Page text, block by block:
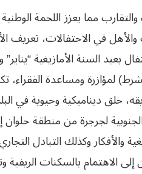
مما يعزز اللحمة الوطنية
في الاحتفالات، تعريف
بعيد السنة الأمازيغية
لمؤازرة ومساعدة
خلق ديناميكية وحيوية في
لجرجرة من منطقة
والأفكار وكذلك التبادل
الاهتمام بالسكنات الريفية